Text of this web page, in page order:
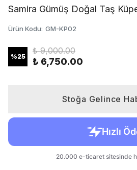
Samira Gümüş Doğal Taş
Ürün Kodu: GM-KP02
%25
₺ 9,000.00
₺ 6,750.00
Stoğa Gelince